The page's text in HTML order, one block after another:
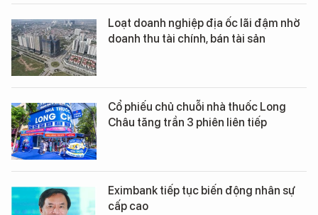
Loạt doanh nghiệp địa ốc lãi đậm nhờ
doanh thu tài chính, bán tài sản
Cổ phiếu chủ chuỗi nhà thuốc Long
Châu tăng trần 3 phiên liên tiếp
Eximbank tiếp tục biến động nhân sự
cấp cao